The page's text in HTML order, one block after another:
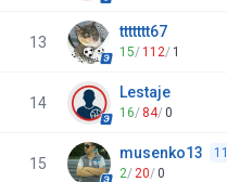
13
ttttttt67
15/ 112/ 1
14
Lestaje
16/ 84/0
15
musenko13 11
2/ 20/0